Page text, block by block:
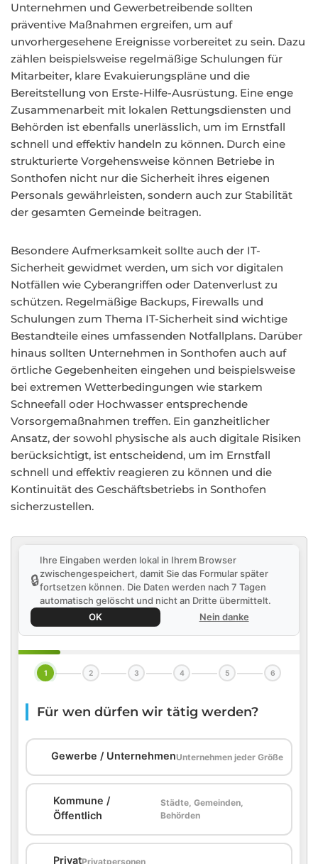
Unternehmen und Gewerbetreibende sollten
präventive Maßnahmen ergreifen, um auf
unvorhergesehene Ereignisse vorbereitet zu sein. Dazu
zählen beispielsweise regelmäßige Schulungen für
Mitarbeiter, klare Evakuierungspläne und die
Bereitstellung von Erste-Hilfe-Ausrüstung. Eine enge
Zusammenarbeit mit lokalen Rettungsdiensten und
Behörden ist ebenfalls unerlässlich, um im Ernstfall
schnell und effektiv handeln zu können. Durch eine
strukturierte Vorgehensweise können Betriebe in
Sonthofen nicht nur die Sicherheit ihres eigenen
Personals gewährleisten, sondern auch zur Stabilität
der gesamten Gemeinde beitragen.
Besondere Aufmerksamkeit sollte auch der IT-
Sicherheit gewidmet werden, um sich vor digitalen
Notfällen wie Cyberangriffen oder Datenverlust zu
schützen. Regelmäßige Backups, Firewalls und
Schulungen zum Thema IT-Sicherheit sind wichtige
Bestandteile eines umfassenden Notfallplans. Darüber
hinaus sollten Unternehmen in Sonthofen auch auf
örtliche Gegebenheiten eingehen und beispielsweise
bei extremen Wetterbedingungen wie starkem
Schneefall oder Hochwasser entsprechende
Vorsorgemaßnahmen treffen. Ein ganzheitlicher
Ansatz, der sowohl physische als auch digitale Risiken
berücksichtigt, ist entscheidend, um im Ernstfall
schnell und effektiv reagieren zu können und die
Kontinuität des Geschäftsbetriebs in Sonthofen
sicherzustellen.
🔒
Ihre Eingaben werden lokal in Ihrem Browser
zwischengespeichert, damit Sie das Formular später
fortsetzen können. Die Daten werden nach 7 Tagen
automatisch gelöscht und nicht an Dritte übermittelt.
OK
Nein danke
1 2 3 4 5 6
Für wen dürfen wir tätig werden?
Gewerbe / UnternehmenUnternehmen jeder Größe
Kommune /
Öffentlich
Städte, Gemeinden,
Behörden
PrivatPrivatpersonen